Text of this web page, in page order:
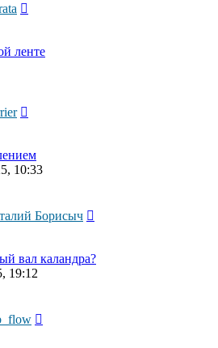
ленте
10:33
Борисыч
вал каландра?
19:12